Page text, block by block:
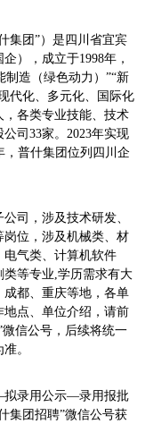
集团”）是四川省宜宾
），成立于1998年，
制造（绿色动力）”“新
代化、多元化、国际化
，各类专业技能、技术
司33家。2023年实现
，普什集团位列四川企
司，涉及技术研发、
位，涉及机械类、材
气类、计算机软件
等专业,学历需求有大
都、重庆等地，各单
点、单位介绍，请前
信公号，后续将统一
。
录用公示—录用报批
集团招聘”微信公号获